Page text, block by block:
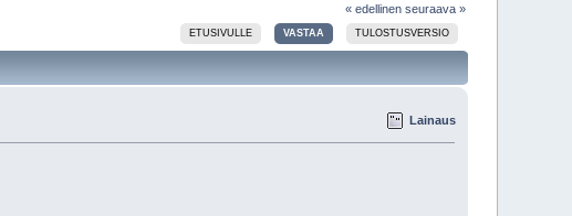
« edellinen seuraava »
ETUSIVULLE VASTAA TULOSTUSVERSIO
Lainaus